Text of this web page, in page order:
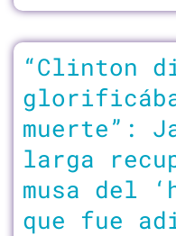
“Clinton
muerte”:
larga
musa del
que fue